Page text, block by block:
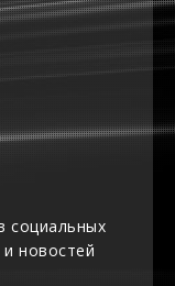
социальных
и новостей